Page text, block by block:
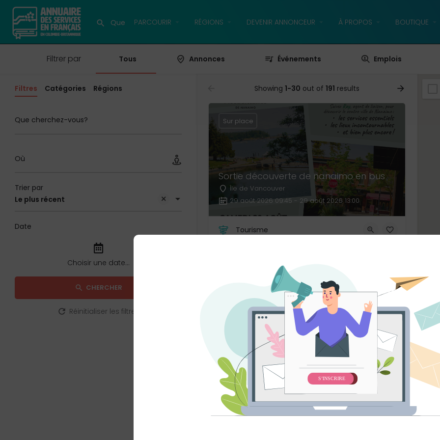
PARCOURIR RÉGIONS DEVENIR ANNONCEUR À PROPOS BOUTIQUE
Filtrer par Tous Annonces Événements Emplois
Filtres Catégories Régions
Que cherchez-vous?
Où
Le plus récent
Trier par
Date
CHERCHER
Réinitialiser les filtres
Showing 1-30 out of 191 results
Sortie découverte de nanaimo en bus
Île de Vancouver
29 août 2026 09:45 - 29 août 2026 13:00
Sur place
Tourisme
Assistant·e de direction
Grand Vancouver
Sur place